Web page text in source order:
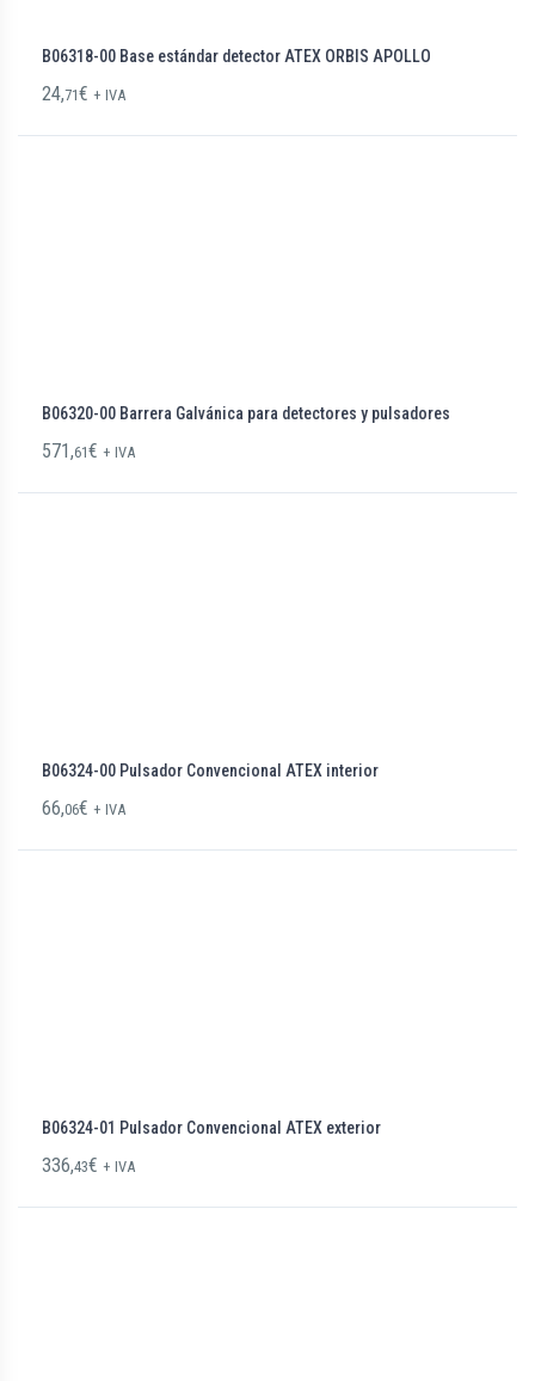
B06318-00 Base estándar detector ATEX ORBIS APOLLO
24,71€ + IVA
B06320-00 Barrera Galvánica para detectores y pulsadores
571,61€ + IVA
B06324-00 Pulsador Convencional ATEX interior
66,06€ + IVA
B06324-01 Pulsador Convencional ATEX exterior
336,43€ + IVA